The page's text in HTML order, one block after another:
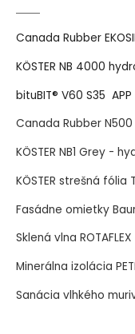
Canada Rubber
KÖSTER NB 4000
bituBIT® V60 S35 APP
Canada Rubber N500
KÖSTER NB1 Grey -
KÖSTER strešná fólia
Fasádne omietky
Sklená vlna
Minerálna izolácia
Sanácia vlhkého